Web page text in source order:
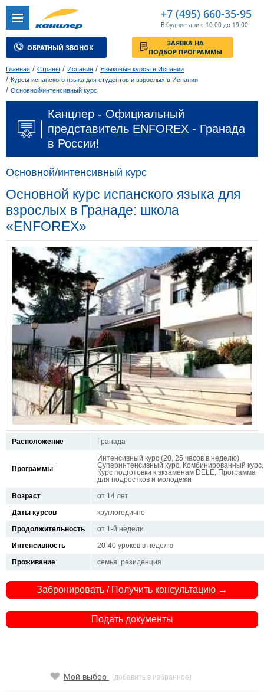
+7 (495) 660-35-95
В будние дни с 10:00 до 19:00
ОБРАТНЫЙ ЗВОНОК
ЗАЯВКА НА
ПОДБОР ПРОГРАММЫ
Главная / Страны / Испания / Языковые курсы в Испании
/ Курсы испанского языка для студентов и взрослых в Испании
/ Основной/интенсивный курс
Канцлер - Официальный
представитель ENFOREX - Гранада
в России!
Основной/интенсивный курс
Основной курс испанского языка для
взрослых в Гранаде: школа
«ENFOREX»
Расположение Гранада
Программы
Интенсивный курс (20, 25 часов в неделю),
Суперинтенсивный курс, Комбинированный курс,
Курс подготовки к экзаменам DELE, Программа
для подростков и молодежи
Возраст
от 14 лет
Даты курсов
круглогодично
Продолжительность
от 1-й недели
Интенсивность
20-40 уроков в неделю
Проживание
семья, резиденция
Забронировать / Получить консультацию →
Подать документы
Мой выбор (добавить в избранное)